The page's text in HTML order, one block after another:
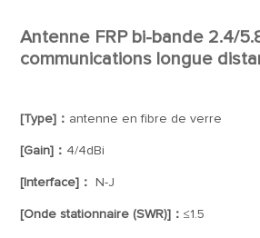
Antenne FRP bi-bande 2.4/
communications longue
[Type]： antenne en fibre de verre
[Gain]： 4/4dBi
[Interface]： N-J
[Onde stationnaire (SWR)]：≤1.5